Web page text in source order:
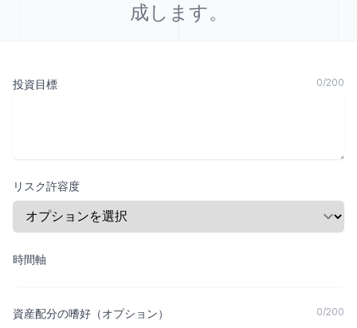
成します。
投資目標 0/200
リスク許容度
時間軸
資産配分の嗜好（オプション） 0/200